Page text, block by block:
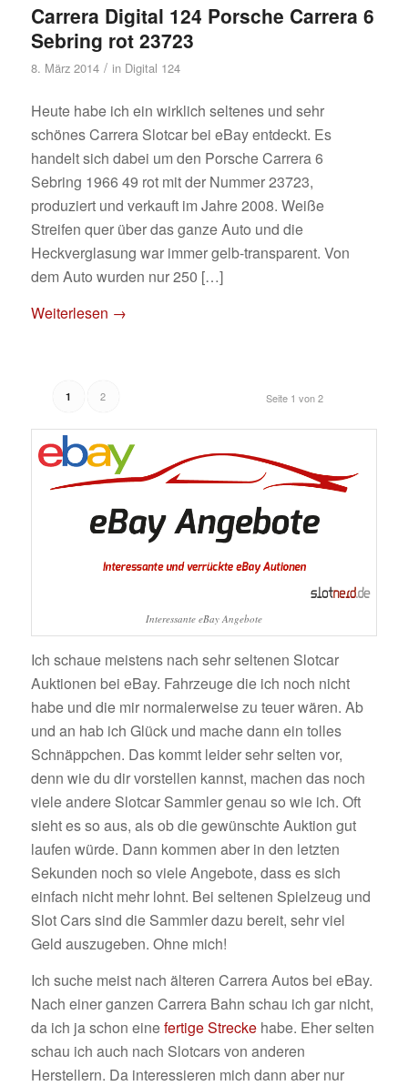
Carrera Digital 124 Porsche Carrera 6
Sebring rot 23723
8. März 2014 / in Digital 124
Heute habe ich ein wirklich seltenes und sehr
schönes Carrera Slotcar bei eBay entdeckt. Es
handelt sich dabei um den Porsche Carrera 6
Sebring 1966 49 rot mit der Nummer 23723,
produziert und verkauft im Jahre 2008. Weiße
Streifen quer über das ganze Auto und die
Heckverglasung war immer gelb-transparent. Von
dem Auto wurden nur 250 […]
Weiterlesen →
Seite 1 von 2
1 2
Interessante eBay Angebote
Ich schaue meistens nach sehr seltenen Slotcar
Auktionen bei eBay. Fahrzeuge die ich noch nicht
habe und die mir normalerweise zu teuer wären. Ab
und an hab ich Glück und mache dann ein tolles
Schnäppchen. Das kommt leider sehr selten vor,
denn wie du dir vorstellen kannst, machen das noch
viele andere Slotcar Sammler genau so wie ich. Oft
sieht es so aus, als ob die gewünschte Auktion gut
laufen würde. Dann kommen aber in den letzten
Sekunden noch so viele Angebote, dass es sich
einfach nicht mehr lohnt. Bei seltenen Spielzeug und
Slot Cars sind die Sammler dazu bereit, sehr viel
Geld auszugeben. Ohne mich!
Ich suche meist nach älteren Carrera Autos bei eBay.
Nach einer ganzen Carrera Bahn schau ich gar nicht,
da ich ja schon einefertige Streckehabe. Eher selten
schau ich auch nach Slotcars von anderen
Herstellern. Da interessieren mich dann aber nur